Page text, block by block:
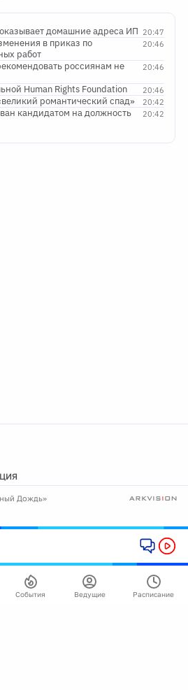
20:47
домашние адреса ИП
20:46
в приказ по
работ
20:46
россиянам не
20:46
Human Rights Foundation
20:42
романтический спад»
20:42
кандидатом на должность
Дождь»
События Ведущие Расписание